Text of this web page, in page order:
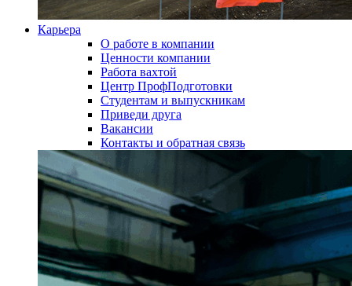
Карьера
О работе в компании
Ценности компании
Работа вахтой
Центр ПрофПодготовки
Студентам и выпускникам
Приведи друга
Вакансии
Контакты и обратная связь